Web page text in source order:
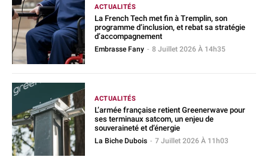
ACTUALITÉS
La French Tech met fin à Tremplin, son
programme d’inclusion, et rebat sa stratégie
d’accompagnement
Embrasse Fany - 8 Juillet 2026 À 14h35
ACTUALITÉS
L’armée française retient Greenerwave pour
ses terminaux satcom, un enjeu de
souveraineté et d’énergie
La Biche Dubois - 7 Juillet 2026 À 11h03